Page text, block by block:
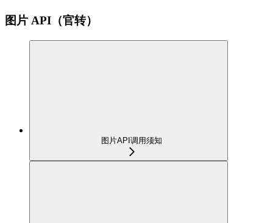
图片 API（官转）
图片API调用须知